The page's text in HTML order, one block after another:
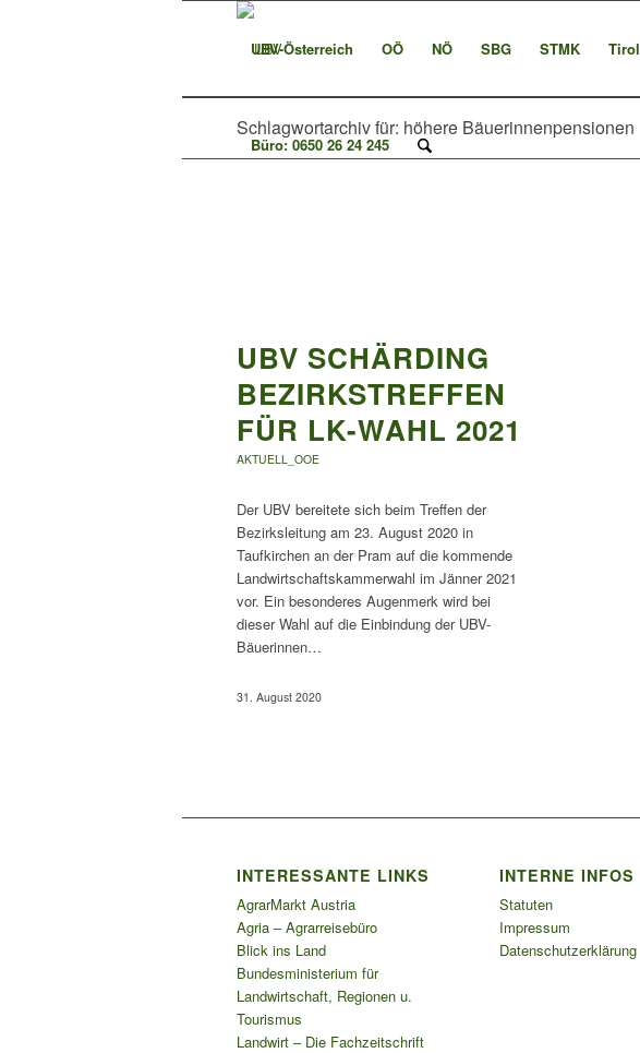
UBV-Österreich OÖ NÖ SBG STMK Tirol
Büro: 0650 26 24 245
Schlagwortarchiv für: höhere Bäuerinnenpensionen
UBV SCHÄRDING
BEZIRKSTREFFEN
FÜR LK-WAHL 2021
AKTUELL_OOE
Der UBV bereitete sich beim Treffen der
Bezirksleitung am 23. August 2020 in
Taufkirchen an der Pram auf die kommende
Landwirtschaftskammerwahl im Jänner 2021
vor. Ein besonderes Augenmerk wird bei
dieser Wahl auf die Einbindung der UBV-
Bäuerinnen…
31. August 2020
INTERESSANTE LINKS
AgrarMarkt Austria
Agria – Agrarreisebüro
Blick ins Land
Bundesministerium für
Landwirtschaft, Regionen u.
Tourismus
Landwirt – Die Fachzeitschrift
INTERNE INFOS
Statuten
Impressum
Datenschutzerklärung